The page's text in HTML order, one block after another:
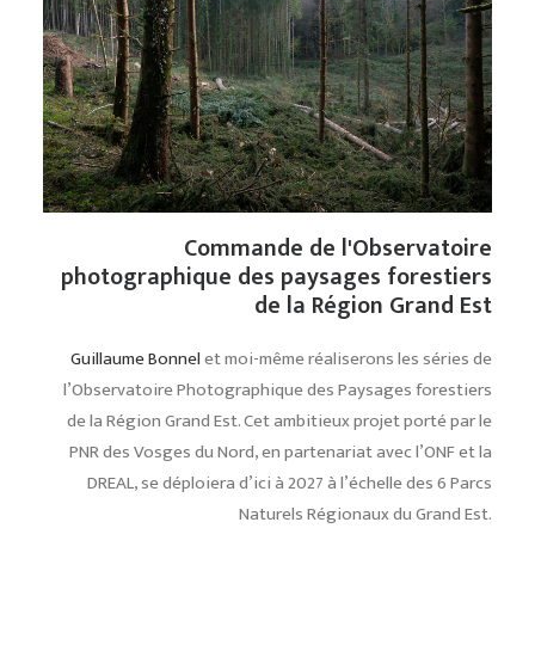
Commande de l'Observatoire
photographique des paysages forestiers
de la Région Grand Est
Guillaume Bonnelet moi-même réaliserons les séries de
l’Observatoire Photographique des Paysages forestiers
de la Région Grand Est. Cet ambitieux projet porté par le
PNR des Vosges du Nord, en partenariat avec l’ONF et la
DREAL, se déploiera d’ici à 2027 à l’échelle des 6 Parcs
Naturels Régionaux du Grand Est.